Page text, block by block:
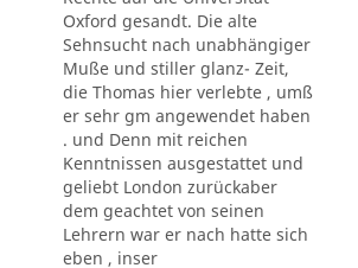
Oxford gesandt. Die alte
Sehnsucht nach unabhängiger
Muße und stiller glanz- Zeit,
die Thomas hier verlebte , umß
er sehr gm angewendet haben
. und Denn mit reichen
Kenntnissen ausgestattet und
geliebt London zurückaber
dem geachtet von seinen
Lehrern war er nach hatte sich
eben , inser